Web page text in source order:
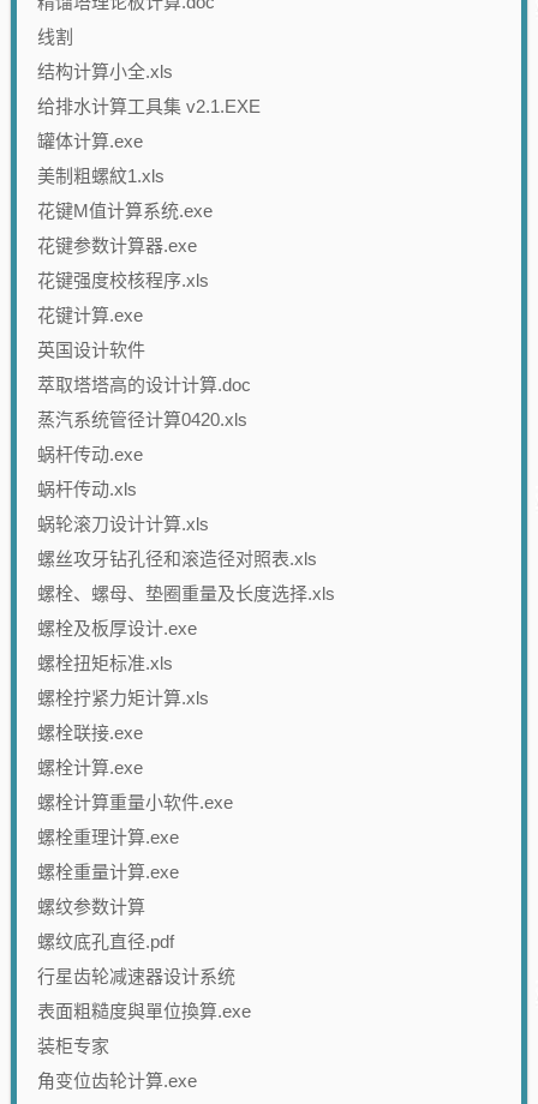
线割
结构计算小全.xls
给排水计算工具集 v2.1.EXE
罐体计算.exe
美制粗螺紋1.xls
花键M值计算系统.exe
花键参数计算器.exe
花键强度校核程序.xls
花键计算.exe
英国设计软件
萃取塔塔高的设计计算.doc
蒸汽系统管径计算0420.xls
蜗杆传动.exe
蜗杆传动.xls
蜗轮滚刀设计计算.xls
螺丝攻牙钻孔径和滚造径对照表.xls
螺栓、螺母、垫圈重量及长度选择.xls
螺栓及板厚设计.exe
螺栓扭矩标准.xls
螺栓拧紧力矩计算.xls
螺栓联接.exe
螺栓计算.exe
螺栓计算重量小软件.exe
螺栓重理计算.exe
螺栓重量计算.exe
螺纹参数计算
螺纹底孔直径.pdf
行星齿轮减速器设计系统
表面粗糙度與單位換算.exe
装柜专家
角变位齿轮计算.exe